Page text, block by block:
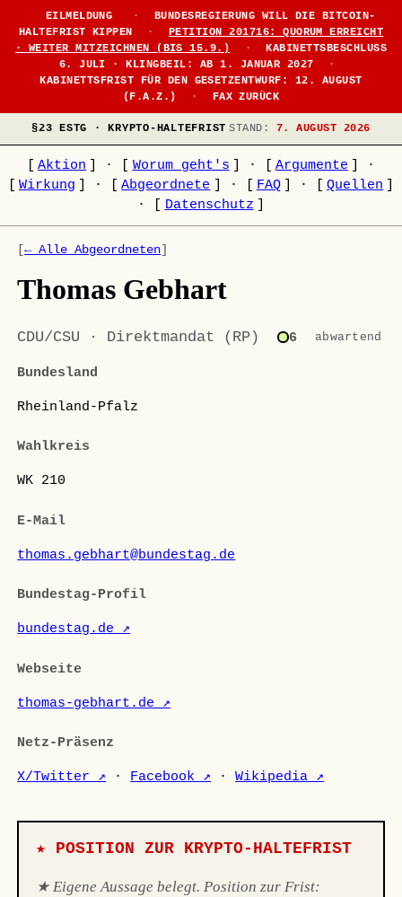
EILMELDUNG ·
BUNDESREGIERUNG WILL DIE BITCOIN-
HALTEFRIST KIPPEN
·
PETITION 201716: QUORUM ERREICHT
· WEITER MITZEICHNEN (BIS 15.9.)
·
KABINETTSBESCHLUSS
6. JULI · KLINGBEIL: AB 1. JANUAR 2027
·
KABINETTSFRIST FÜR DEN GESETZENTWURF: 12. AUGUST
(F.A.Z.)
· FAX ZURÜCK
§23 ESTG · KRYPTO-HALTEFRIST STAND: 7. AUGUST 2026
Aktion · Worum geht's · Argumente
·
Wirkung · Abgeordnete · FAQ · Quellen
·
Datenschutz
[← Alle Abgeordneten]
Thomas Gebhart
CDU/CSU · Direktmandat (RP) 6 abwartend
Bundesland
Rheinland-Pfalz
Wahlkreis
WK 210
E-Mail
thomas.gebhart@bundestag.de
Bundestag-Profil
bundestag.de ↗
Webseite
thomas-gebhart.de ↗
Netz-Präsenz
X/Twitter ↗ · Facebook ↗ ·Wikipedia ↗
★ POSITION ZUR KRYPTO-HALTEFRIST
★ Eigene Aussage belegt. Position zur Frist: